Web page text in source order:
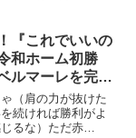
ト！アストラムラ
『これでいいの
和ホーム初勝
ルマーレを完封
（肩の力が抜けた
続ければ勝利がよ
るな）ただ赤